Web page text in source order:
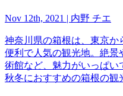
Nov 12th, 2021 | 内野 チエ
神奈川県の箱根は、東京か
便利で人気の観光地。絶景
術館など、魅力がいっぱ
秋冬におすすめの箱根の観